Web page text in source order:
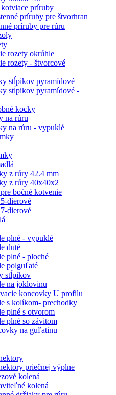
kotviace príruby
príruby pre štvorhran
príruby pre rúru
rozety okrúhle
rozety - štvorcové
stĺpikov pyramídové
stĺpikov pyramídové -
kocky
na rúru
na rúru - vypuklé
z rúry 42.4 mm
z rúry 40x40x2
bočné kotvenie
dierové
dierové
plné - vypuklé
duté
plné - ploché
polguľaté
stĺpikov
na joklovinu
koncovky U profilu
s kolíkom- prechodky
plné s otvorom
plné so závitom
na guľatinu
priečnej výplne
kolená
kolená